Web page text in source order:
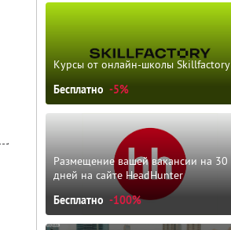
Курсы от онлайн-школы Skillfactory
Бесплатно -5%
Размещение вашей вакансии на 30
дней на сайте HeadHunter
Бесплатно -100%